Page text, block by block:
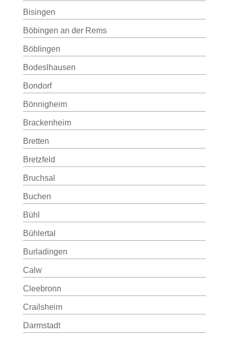
Bisingen
Böbingen an der Rems
Böblingen
Bodeslhausen
Bondorf
Bönnigheim
Brackenheim
Bretten
Bretzfeld
Bruchsal
Buchen
Bühl
Bühlertal
Burladingen
Calw
Cleebronn
Crailsheim
Darmstadt